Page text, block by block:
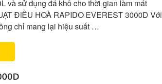
và sử dụng đá khô cho thời gian làm mát
ĐIỀU HOÀ RAPIDO EVEREST 3000D Với
chỉ mang lại hiệu suất …